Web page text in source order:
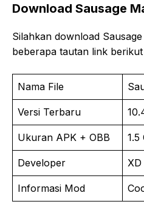
Download Sausage
Silahkan download
beberapa tautan link berikut
Nama File
Versi Terbaru
Ukuran APK + OBB 1.5
Developer
Informasi Mod